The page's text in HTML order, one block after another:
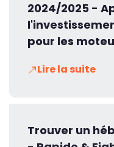
2024/2025 -
pour les
Lire la suite
Trouver un